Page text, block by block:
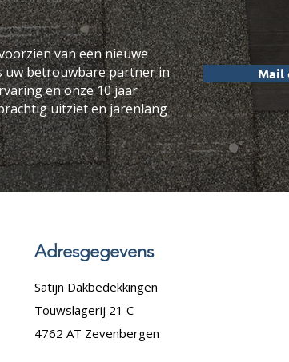
van een nieuwe
uw betrouwbare partner in
en onze 10 jaar
uitziet en jarenlang
Mail
Adresgegevens
Satijn Dakbedekkingen
Touwslagerij 21 C
4762 AT Zevenbergen